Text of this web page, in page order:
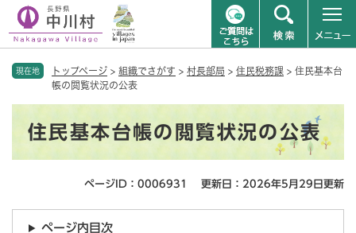
現在地 トップページ > 組織でさがす > 村長部局 > 住民税務課 > 住民基本台
帳の閲覧状況の公表
住民基本台帳の閲覧状況の公表
ページID：0006931 更新日：2026年5月29日更新
ページ内目次